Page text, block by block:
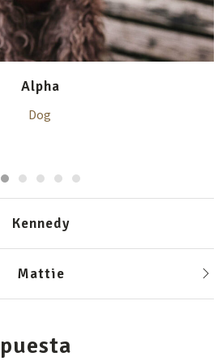
Alpha
Dog
Kennedy
Mattie